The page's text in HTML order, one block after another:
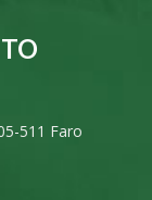
511 Faro